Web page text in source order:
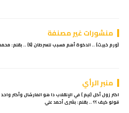
منشورات غير مصنفة
(ورم خبيث) .. الدكوة أهم مسبب للسرطان (6) .. بقلم: محمد محمد خير
منبر الرأي
اكتر زول أكل (نيم ) في الإنقلاب دا هو المارشال وأكتر
قولو كيف ؟؟ .. بقلم: بشرى أحمد علي